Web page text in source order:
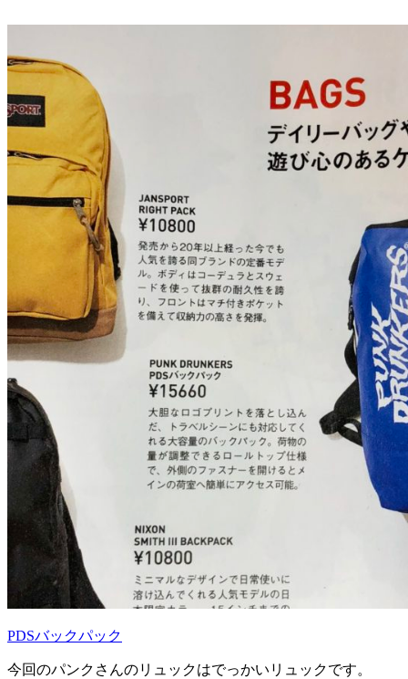
PDSバックパック
今回のパンクさんのリュックはでっかいリュックです。